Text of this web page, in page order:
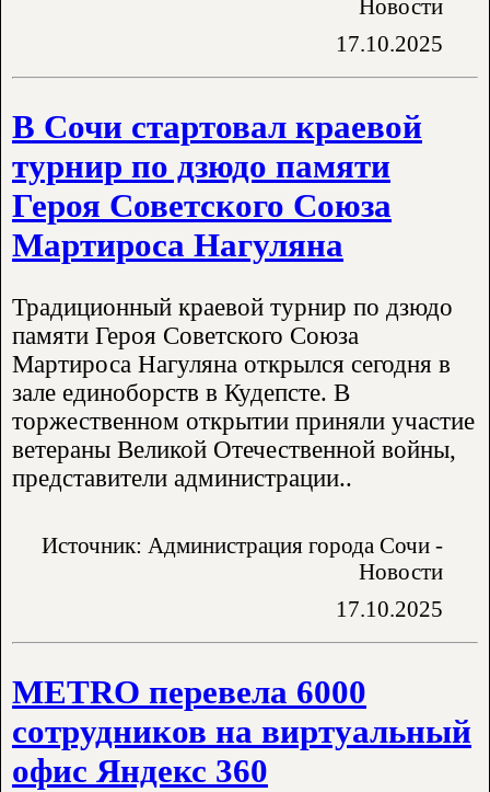
Новости
17.10.2025
В Сочи стартовал краевой
турнир по дзюдо памяти
Героя Советского Союза
Мартироса Нагуляна
Традиционный краевой турнир по дзюдо
памяти Героя Советского Союза
Мартироса Нагуляна открылся сегодня в
зале единоборств в Кудепсте. В
торжественном открытии приняли участие
ветераны Великой Отечественной войны,
представители администрации..
Источник: Администрация города Сочи -
Новости
17.10.2025
METRO перевела 6000
сотрудников на виртуальный
офис Яндекс 360